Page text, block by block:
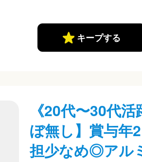
キープする
《20代〜30代
ぼ無し】賞与年
担少なめ◎アル